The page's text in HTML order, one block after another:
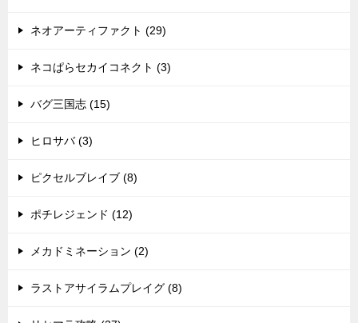
ネオアーティファクト (29)
ネコぱらセカイコネクト (3)
バグ三国志 (15)
ヒロサバ (3)
ピクセルブレイブ (8)
ポチレジェンド (12)
メカドミネーション (2)
ラストアサイラムプレイグ (8)